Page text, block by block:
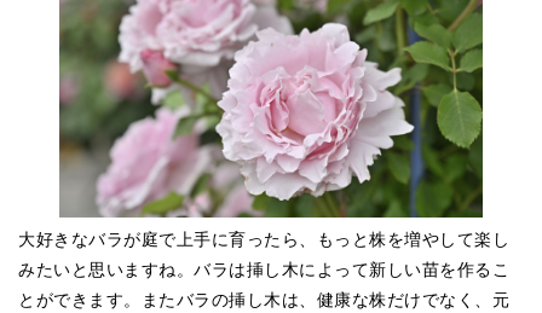
大好きなバラが庭で上手に育ったら、もっと株を増やして楽し
みたいと思いますね。バラは挿し木によって新しい苗を作るこ
とができます。またバラの挿し木は、健康な株だけでなく、元